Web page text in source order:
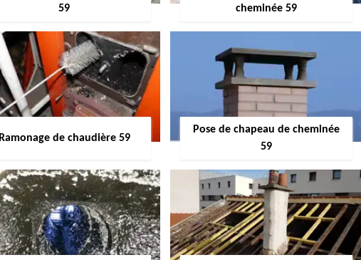
59
cheminée 59
Ramonage de chaudière 59
Pose de chapeau de cheminée
59